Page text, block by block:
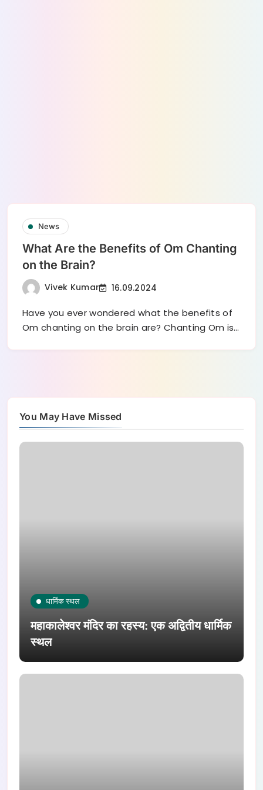
News
What Are the Benefits of Om Chanting
on the Brain?
Vivek Kumar 16.09.2024
Have you ever wondered what the benefits of
Om chanting on the brain are? Chanting Om is…
You May Have Missed
धार्मिक स्थल
महाकालेश्वर मंदिर का रहस्य: एक अद्वितीय धार्मिक
स्थल